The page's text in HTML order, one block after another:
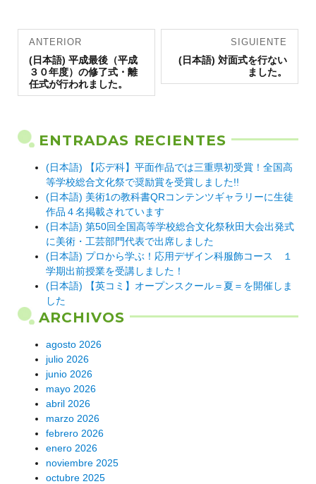
Navegación
de
entradas
ANTERIOR
Entrada
anterior:
(日本語) 平成最後（平成
３０年度）の修了式・離
任式が行われました。
SIGUIENTE
Entrada
siguiente:
(日本語) 対面式を行ない
ました。
ENTRADAS RECIENTES
(日本語) 【応デ科】平面作品では三重県初受賞！全国高
等学校総合文化祭で奨励賞を受賞しました!!
(日本語) 美術1の教科書QRコンテンツギャラリーに生徒
作品４名掲載されています
(日本語) 第50回全国高等学校総合文化祭秋田大会出発式
に美術・工芸部門代表で出席しました
(日本語) プロから学ぶ！応用デザイン科服飾コース １
学期出前授業を受講しました！
(日本語) 【英コミ】オープンスクール＝夏＝を開催しま
した
ARCHIVOS
agosto 2026
julio 2026
junio 2026
mayo 2026
abril 2026
marzo 2026
febrero 2026
enero 2026
noviembre 2025
octubre 2025